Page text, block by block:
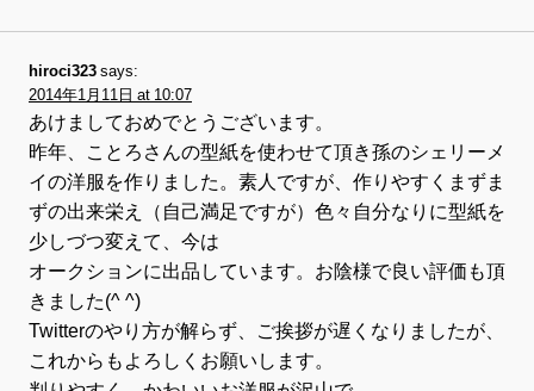
hiroci323 says:
2014年1月11日 at 10:07
あけましておめでとうございます。
昨年、ことろさんの型紙を使わせて頂き孫のシェリーメ
イの洋服を作りました。素人ですが、作りやすくまずま
ずの出来栄え（自己満足ですが）色々自分なりに型紙を
少しづつ変えて、今は
オークションに出品しています。お陰様で良い評価も頂
きました(^ ^)
Twitterのやり方が解らず、ご挨拶が遅くなりましたが、
これからもよろしくお願いします。